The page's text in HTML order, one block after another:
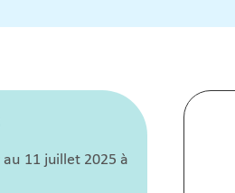
11 juillet 2025 à